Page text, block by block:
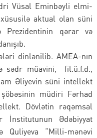
Vüsal Eminbəyli elmi-
aktual olan süni
Prezidentinin qərar və
dinlənilib. AMEA-nın
sədr müavini, fil.ü.f.d.,
Əliyevin süni intellekt
müdiri Fərhad
Dövlətin rəqəmsal
İnstitutunun Ədəbiyyat
Quliyeva “Milli-mənəvi